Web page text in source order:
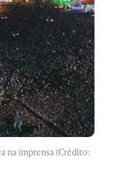
na imprensa (Crédito: